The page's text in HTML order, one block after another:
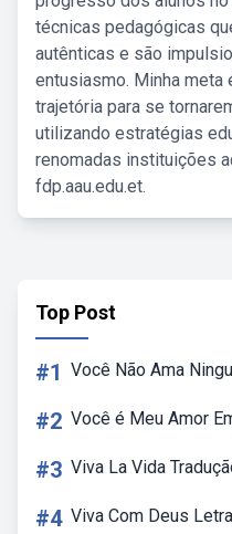
técnicas pedagógicas
autênticas e são
entusiasmo. Minha meta
trajetória para se
utilizando estratégias
renomadas instituições
fdp.aau.edu.et.
Top Post
#1 Você Não Ama
#2 Você é Meu Amor
#3 Viva La Vida
#4 Viva Com Deus Letra